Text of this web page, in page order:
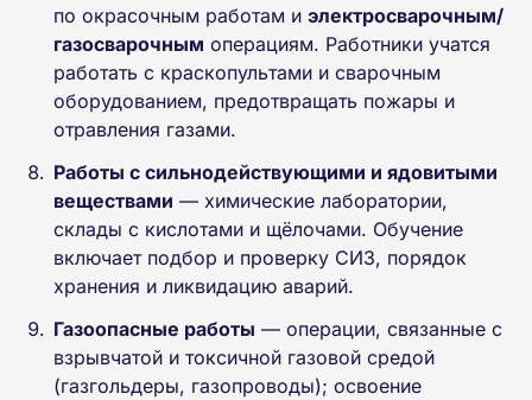
по окрасочным работам и электросварочным/
газосварочным операциям. Работники учатся
работать с краскопультами и сварочным
оборудованием, предотвращать пожары и
отравления газами.
Работы с сильнодействующими и ядовитыми
веществами — химические лаборатории,
склады с кислотами и щёлочами. Обучение
включает подбор и проверку СИЗ, порядок
хранения и ликвидацию аварий.
Газоопасные работы — операции, связанные с
взрывчатой и токсичной газовой средой
(газгольдеры, газопроводы); освоение